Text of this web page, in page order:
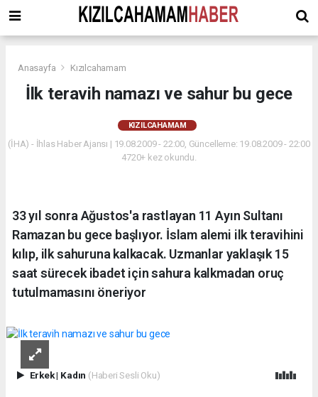
Anasayfa Kızılcahamam
İlk teravih namazı ve sahur bu gece
KIZILCAHAMAM
(İHA) - İhlas Haber Ajansı | 19.08.2009 - 22:00, Güncelleme: 19.08.2009 - 22:00
4720+ kez okundu.
33 yıl sonra Ağustos'a rastlayan 11 Ayın Sultanı
Ramazan bu gece başlıyor. İslam alemi ilk teravihini
kılıp, ilk sahuruna kalkacak. Uzmanlar yaklaşık 15
saat sürecek ibadet için sahura kalkmadan oruç
tutulmamasını öneriyor
Erkek| Kadın (Haberi Sesli Oku)